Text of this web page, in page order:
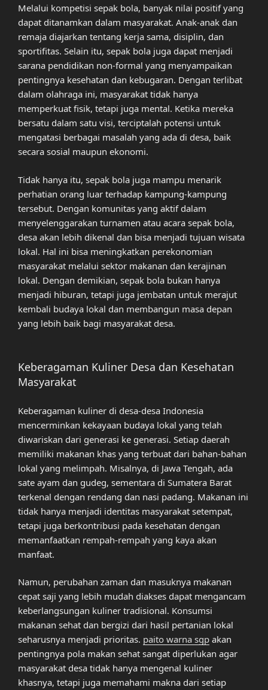
Melalui kompetisi sepak bola, banyak nilai positif yang
dapat ditanamkan dalam masyarakat. Anak-anak dan
remaja diajarkan tentang kerja sama, disiplin, dan
sportifitas. Selain itu, sepak bola juga dapat menjadi
sarana pendidikan non-formal yang menyampaikan
pentingnya kesehatan dan kebugaran. Dengan terlibat
dalam olahraga ini, masyarakat tidak hanya
memperkuat fisik, tetapi juga mental. Ketika mereka
bersatu dalam satu visi, terciptalah potensi untuk
mengatasi berbagai masalah yang ada di desa, baik
secara sosial maupun ekonomi.
Tidak hanya itu, sepak bola juga mampu menarik
perhatian orang luar terhadap kampung-kampung
tersebut. Dengan komunitas yang aktif dalam
menyelenggarakan turnamen atau acara sepak bola,
desa akan lebih dikenal dan bisa menjadi tujuan wisata
lokal. Hal ini bisa meningkatkan perekonomian
masyarakat melalui sektor makanan dan kerajinan
lokal. Dengan demikian, sepak bola bukan hanya
menjadi hiburan, tetapi juga jembatan untuk merajut
kembali budaya lokal dan membangun masa depan
yang lebih baik bagi masyarakat desa.
Keberagaman Kuliner Desa dan Kesehatan
Masyarakat
Keberagaman kuliner di desa-desa Indonesia
mencerminkan kekayaan budaya lokal yang telah
diwariskan dari generasi ke generasi. Setiap daerah
memiliki makanan khas yang terbuat dari bahan-bahan
lokal yang melimpah. Misalnya, di Jawa Tengah, ada
sate ayam dan gudeg, sementara di Sumatera Barat
terkenal dengan rendang dan nasi padang. Makanan ini
tidak hanya menjadi identitas masyarakat setempat,
tetapi juga berkontribusi pada kesehatan dengan
memanfaatkan rempah-rempah yang kaya akan
manfaat.
Namun, perubahan zaman dan masuknya makanan
cepat saji yang lebih mudah diakses dapat mengancam
keberlangsungan kuliner tradisional. Konsumsi
makanan sehat dan bergizi dari hasil pertanian lokal
seharusnya menjadi prioritas. paito warna sgp akan
pentingnya pola makan sehat sangat diperlukan agar
masyarakat desa tidak hanya mengenal kuliner
khasnya, tetapi juga memahami makna dari setiap